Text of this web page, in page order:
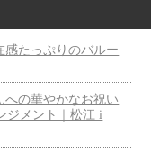
感たっぷりのバルー
への華やかなお祝い
ジメント｜松江 i